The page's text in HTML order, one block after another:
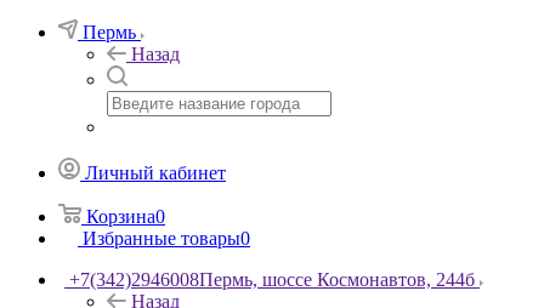
Пермь
Назад
Личный кабинет
Корзина0
Избранные товары0
+7(342)2946008Пермь, шоссе Космонавтов, 244б
Назад